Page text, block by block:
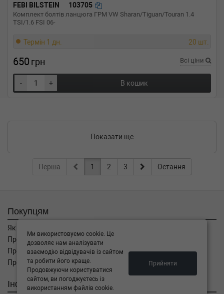
FEBI BILSTEIN 103705
Комплект болтів ланцюга ГРМ VW Sharan/Tiguan/Touran 1.4
TSI/1.6 FSI 06-
Термін 1 дн. 20 шт.
650 грн Всі ціни
- + В кошик
Показати ще
Перша 1 2 3 Остання
Покупцям
Як замовити
Про оплату
Про доставку
Про повернення
Інформація
Ми використовуємо cookie. Це
дозволяє нам аналізувати
взаємодію відвідувачів із сайтом
та робити його краще.
Продовжуючи користуватися
сайтом, ви погоджуєтесь із
використанням файлів cookie.
Прийняти